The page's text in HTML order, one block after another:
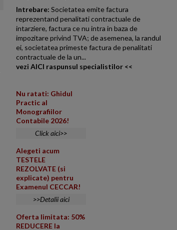
Intrebare: Societatea emite factura
reprezentand penalitati contractuale de
intarziere, factura ce nu intra in baza de
impozitare privind TVA; de asemenea, la randul
ei, societatea primeste factura de penalitati
contractuale de la un...
vezi AICI raspunsul specialistilor <<
Nu ratati: Ghidul
Practic al
Monografiilor
Contabile 2026!
Click aici>>
Alegeti acum
TESTELE
REZOLVATE (si
explicate) pentru
Examenul CECCAR!
>>Detalii aici
Oferta limitata: 50%
REDUCERE la